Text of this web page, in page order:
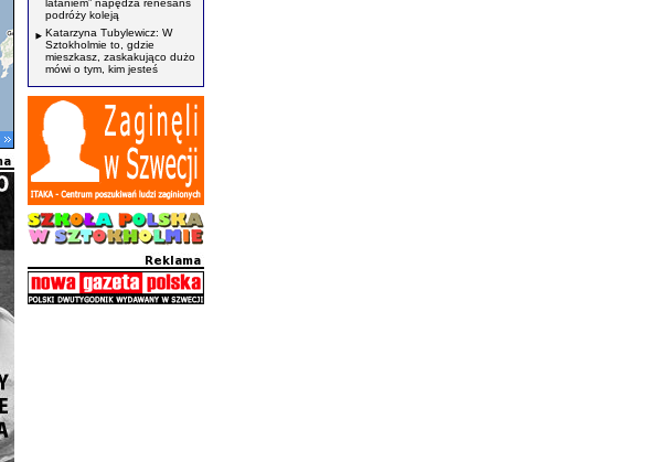
lataniem” napędza renesans
podróży koleją
Katarzyna Tubylewicz: W
Sztokholmie to, gdzie
mieszkasz, zaskakująco dużo
mówi o tym, kim jesteś